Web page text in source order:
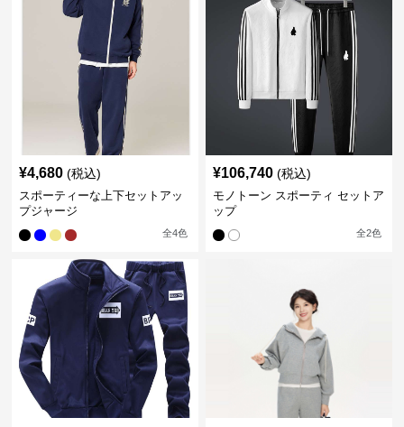
¥4,680 (税込)
スポーティーな上下セットアッ
プジャージ
全4色
¥106,740 (税込)
モノトーン スポーティ セットア
ップ
全2色